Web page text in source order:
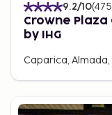
9.2/10(475
Crowne Plaza
by IHG
Caparica,